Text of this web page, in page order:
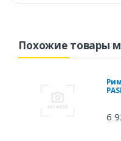
Похожие товары
6